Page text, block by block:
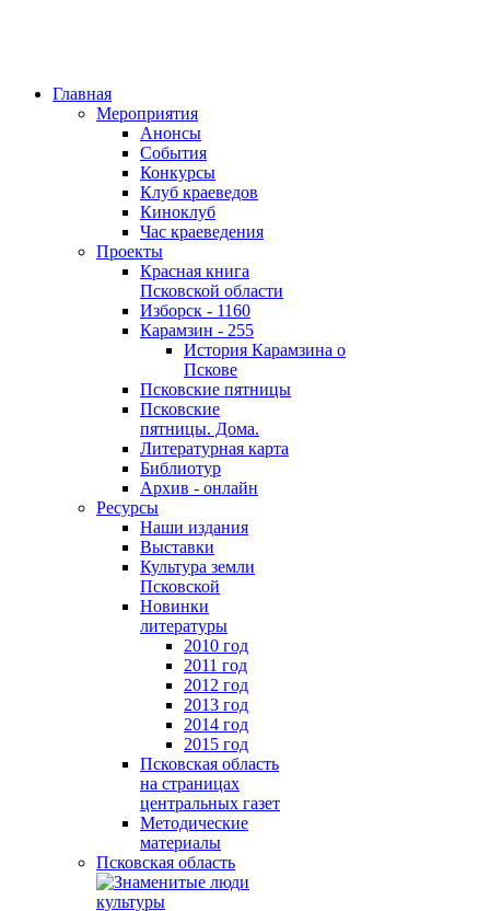
Главная
Мероприятия
Анонсы
События
Конкурсы
Клуб краеведов
Киноклуб
Час краеведения
Проекты
Красная книга
Псковской области
Изборск - 1160
Карамзин - 255
История Карамзина о
Пскове
Псковские пятницы
Псковские
пятницы. Дома.
Литературная карта
Библиотур
Архив - онлайн
Ресурсы
Наши издания
Выставки
Культура земли
Псковской
Новинки
литературы
2010 год
2011 год
2012 год
2013 год
2014 год
2015 год
Псковская область
на страницах
центральных газет
Методические
материалы
Псковская область